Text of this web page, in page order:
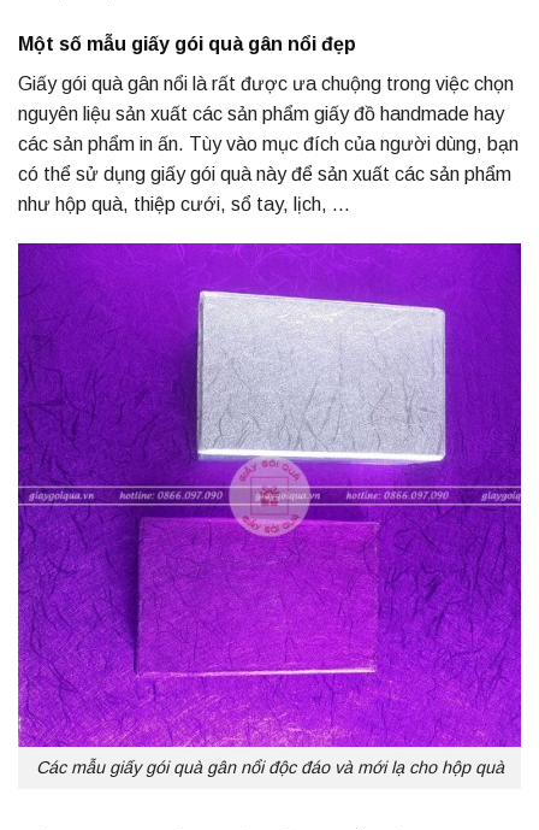
Một số mẫu giấy gói quà gân nổi đẹp
Giấy gói quà gân nổi là rất được ưa chuộng trong việc chọn
nguyên liệu sản xuất các sản phẩm giấy đồ handmade hay
các sản phẩm in ấn. Tùy vào mục đích của người dùng, bạn
có thể sử dụng giấy gói quà này để sản xuất các sản phẩm
như hộp quà, thiệp cưới, sổ tay, lịch, …
Các mẫu giấy gói quà gân nổi độc đáo và mới lạ cho hộp quà